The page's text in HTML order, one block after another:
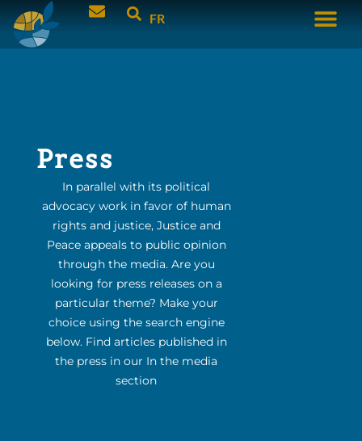
FR
Press
In parallel with its political
advocacy work in favor of human
rights and justice, Justice and
Peace appeals to public opinion
through the media. Are you
looking for press releases on a
particular theme? Make your
choice using the search engine
below. Find articles published in
the press in our In the media
section